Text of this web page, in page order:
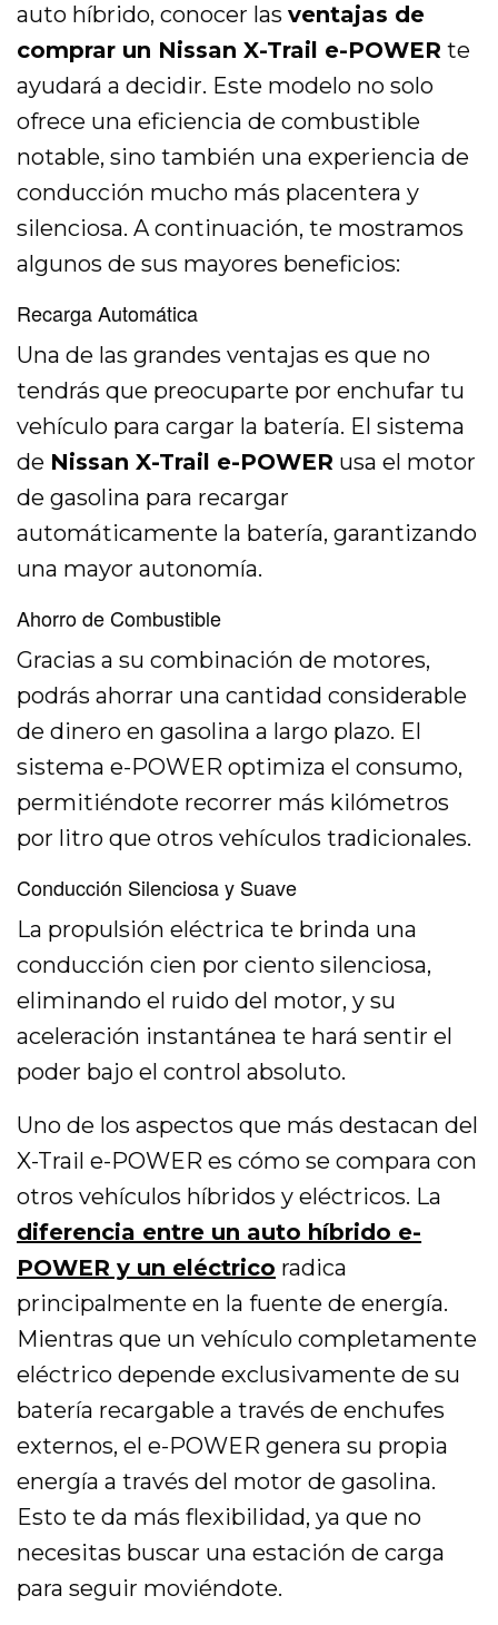
auto híbrido, conocer lasventajas de
comprar un Nissan X-Trail e-POWER te
ayudará a decidir. Este modelo no solo
ofrece una eficiencia de combustible
notable, sino también una experiencia de
conducción mucho más placentera y
silenciosa. A continuación, te mostramos
algunos de sus mayores beneficios:
Recarga Automática
Una de las grandes ventajas es que no
tendrás que preocuparte por enchufar tu
vehículo para cargar la batería. El sistema
de Nissan X-Trail e-POWER usa el motor
de gasolina para recargar
automáticamente la batería, garantizando
una mayor autonomía.
Ahorro de Combustible
Gracias a su combinación de motores,
podrás ahorrar una cantidad considerable
de dinero en gasolina a largo plazo. El
sistema e-POWER optimiza el consumo,
permitiéndote recorrer más kilómetros
por litro que otros vehículos tradicionales.
Conducción Silenciosa y Suave
La propulsión eléctrica te brinda una
conducción cien por ciento silenciosa,
eliminando el ruido del motor, y su
aceleración instantánea te hará sentir el
poder bajo el control absoluto.
Uno de los aspectos que más destacan del
X-Trail e-POWER es cómo se compara con
otros vehículos híbridos y eléctricos. La
diferencia entre un auto híbrido e-
POWER y un eléctrico radica
principalmente en la fuente de energía.
Mientras que un vehículo completamente
eléctrico depende exclusivamente de su
batería recargable a través de enchufes
externos, el e-POWER genera su propia
energía a través del motor de gasolina.
Esto te da más flexibilidad, ya que no
necesitas buscar una estación de carga
para seguir moviéndote.